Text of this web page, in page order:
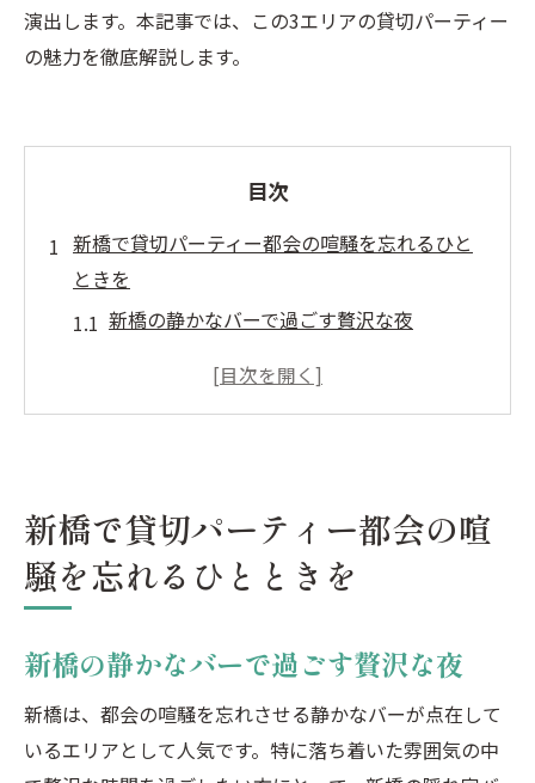
演出します。本記事では、この3エリアの貸切パーティー
の魅力を徹底解説します。
目次
新橋で貸切パーティー都会の喧騒を忘れるひと
ときを
新橋の静かなバーで過ごす贅沢な夜
都会のオアシス、新橋での貸切パーティー
新橋のアクセスの良さから始まるパーティ
ー
貸切パーティーに最適な新橋の隠れ家スポ
虎ノ門の隠れ家でプライベートな打ち上げを満
喫
虎ノ門の歴史ある空間で特別なひとときを
新橋で貸切パーティー都会の喧
騒を忘れるひとときを
新橋の静かなバーで過ごす贅沢な夜
新橋は、都会の喧騒を忘れさせる静かなバーが点在して
いるエリアとして人気です。特に落ち着いた雰囲気の中